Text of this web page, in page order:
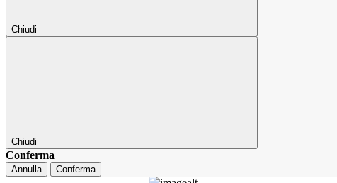
Chiudi
Chiudi
Conferma
Annulla Conferma